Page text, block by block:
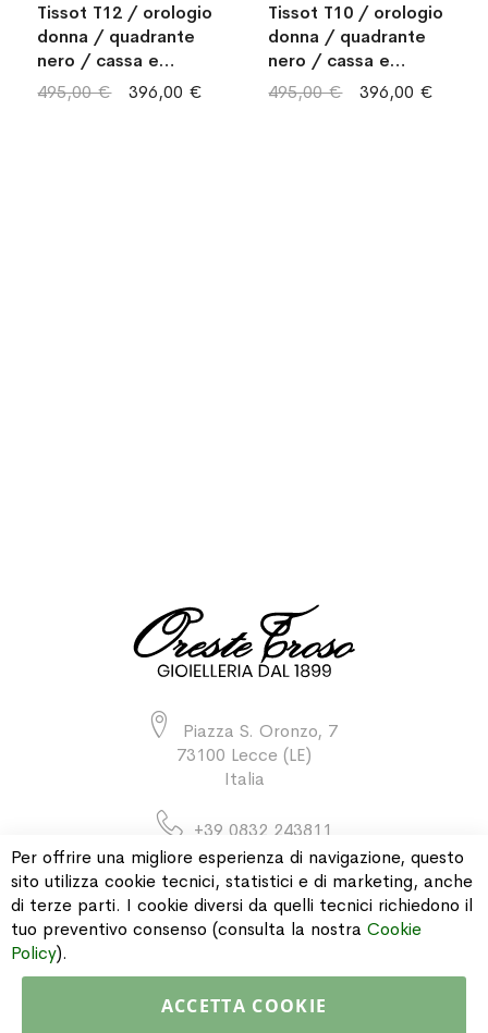
Tissot T12 / orologio
donna / quadrante
nero / cassa e
bracciale acciaio
396,00 €
495,00 €
Tissot T10 / orologio
donna / quadrante
nero / cassa e
bracciale acciaio
396,00 €
495,00 €
Piazza S. Oronzo, 7
73100 Lecce (LE)
Italia
+39 0832 243811
INFORMAZIONI
Per offrire una migliore esperienza di navigazione, questo
sito utilizza cookie tecnici, statistici e di marketing, anche
di terze parti. I cookie diversi da quelli tecnici richiedono il
tuo preventivo consenso (consulta la nostra Cookie
Policy).
ACCETTA COOKIE